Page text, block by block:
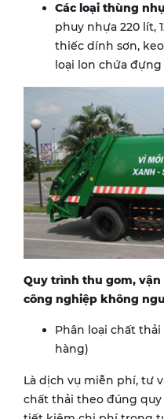
Các loại thùng
phuy nhựa 220 lít,
thiếc dính sơn,
loại lon chứa đựng
Quy trình thu gom,
công nghiệp không
Phân loại chất
hàng)
Là dịch vụ miễn phí, tư
chất thải theo đúng